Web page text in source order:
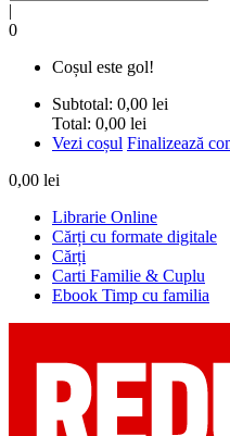
|
0
Coșul este gol!
Subtotal: 0,00 lei
Total: 0,00 lei
Vezi coșul Finalizează
0,00 lei
Librarie Online
Cărți cu formate digitale
Cărți
Carti Familie & Cuplu
Ebook Timp cu familia